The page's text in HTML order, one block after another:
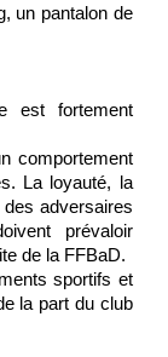
un pantalon de
est fortement
comportement
La loyauté, la
adversaires
prévaloir
de la FFBaD.
sportifs et
la part du club